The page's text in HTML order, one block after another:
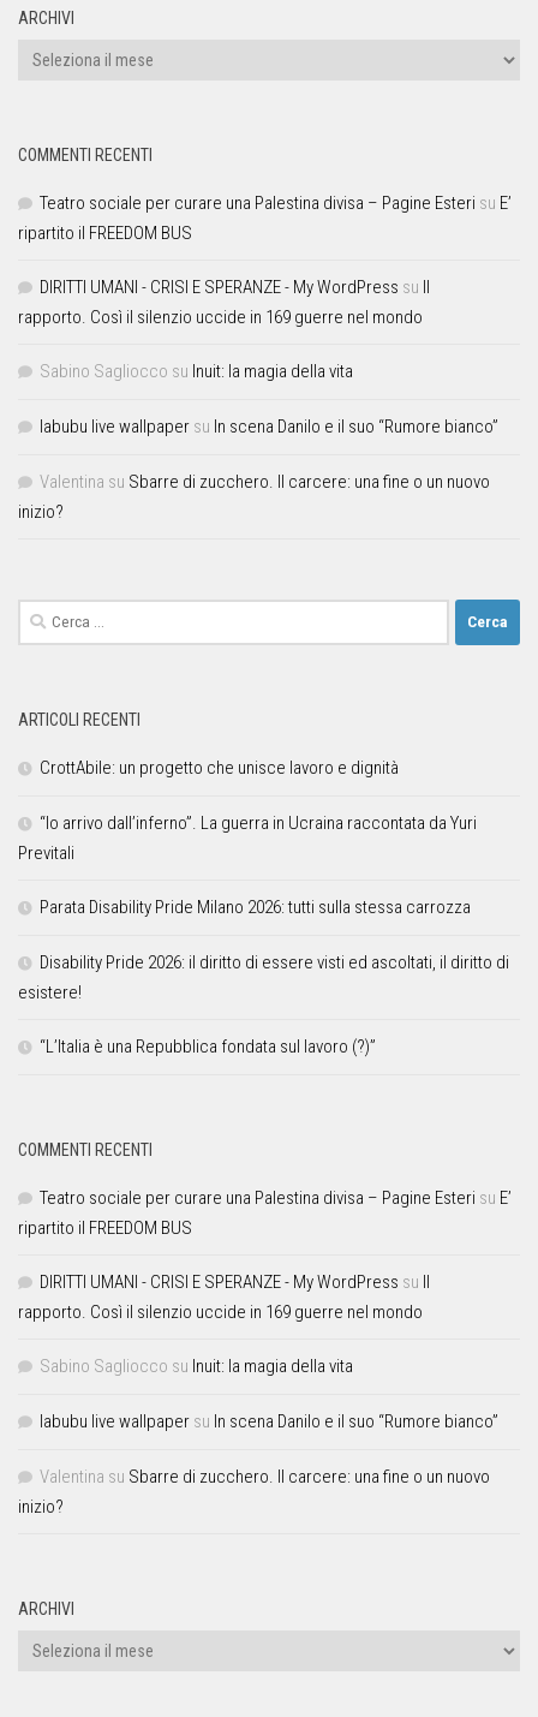
ARCHIVI
COMMENTI RECENTI
Teatro sociale per curare una Palestina divisa – Pagine Esteri su E’
ripartito il FREEDOM BUS
DIRITTI UMANI - CRISI E SPERANZE - My WordPress su Il
rapporto. Così il silenzio uccide in 169 guerre nel mondo
Sabino Sagliocco su Inuit: la magia della vita
labubu live wallpaper su In scena Danilo e il suo “Rumore bianco”
Valentina su Sbarre di zucchero. Il carcere: una fine o un nuovo
inizio?
ARTICOLI RECENTI
CrottAbile: un progetto che unisce lavoro e dignità
“Io arrivo dall’inferno”. La guerra in Ucraina raccontata da Yuri
Previtali
Parata Disability Pride Milano 2026: tutti sulla stessa carrozza
Disability Pride 2026: il diritto di essere visti ed ascoltati, il diritto di
esistere!
“L’Italia è una Repubblica fondata sul lavoro (?)”
COMMENTI RECENTI
Teatro sociale per curare una Palestina divisa – Pagine Esteri su E’
ripartito il FREEDOM BUS
DIRITTI UMANI - CRISI E SPERANZE - My WordPress su Il
rapporto. Così il silenzio uccide in 169 guerre nel mondo
Sabino Sagliocco su Inuit: la magia della vita
labubu live wallpaper su In scena Danilo e il suo “Rumore bianco”
Valentina su Sbarre di zucchero. Il carcere: una fine o un nuovo
inizio?
ARCHIVI